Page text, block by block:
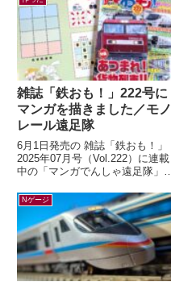
雑誌「鉄おも！」222号に
マンガを描きました／モノ
レール遠足隊
6月1日発売の 雑誌「鉄おも！」
2025年07月号（Vol.222）に連載
中の「マンガでんしゃ遠足隊」最
がる？ぶらさがる？それゆけ...
Nゲージ